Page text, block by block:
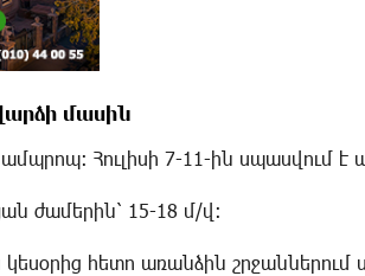
մասին
Հուլիսի 7-11-ին սպասվում է
ժամերին՝ 15-18 մ/վ։
կեսօրից հետո առանձին շրջաններում